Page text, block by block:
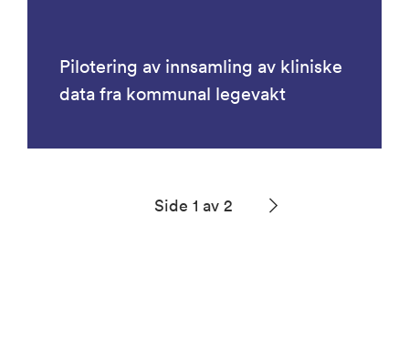
Pilotering av innsamling av kliniske
data fra kommunal legevakt
Side 1 av 2